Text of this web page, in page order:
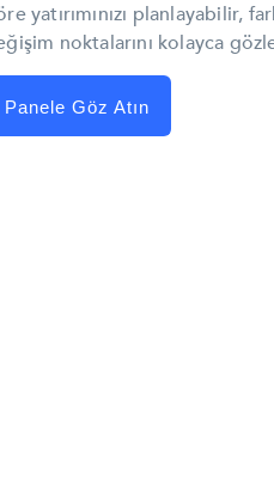
yatırımınızı planlayabilir,
noktalarını kolayca
Panele Göz Atın